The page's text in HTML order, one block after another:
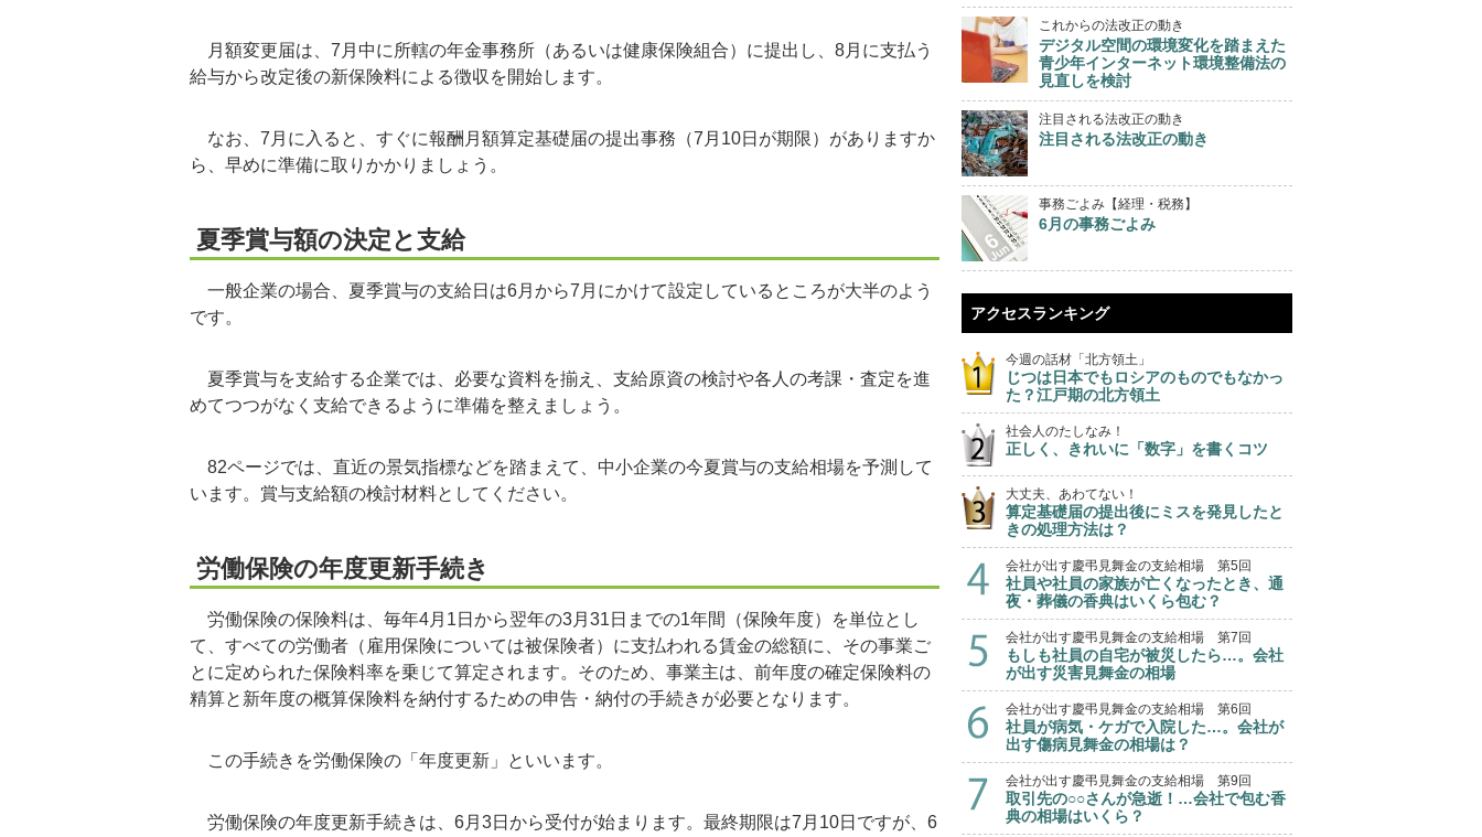
月額変更届は、7月中に所轄の年金事務所（あるいは健康保険組合）に提出し、8月に支払う
給与から改定後の新保険料による徴収を開始します。
なお、7月に入ると、すぐに報酬月額算定基礎届の提出事務（7月10日が期限）がありますか
ら、早めに準備に取りかかりましょう。
夏季賞与額の決定と支給
一般企業の場合、夏季賞与の支給日は6月から7月にかけて設定しているところが大半のよう
です。
夏季賞与を支給する企業では、必要な資料を揃え、支給原資の検討や各人の考課・査定を進
めてつつがなく支給できるように準備を整えましょう。
82ページでは、直近の景気指標などを踏まえて、中小企業の今夏賞与の支給相場を予測して
います。賞与支給額の検討材料としてください。
労働保険の年度更新手続き
労働保険の保険料は、毎年4月1日から翌年の3月31日までの1年間（保険年度）を単位とし
て、すべての労働者（雇用保険については被保険者）に支払われる賃金の総額に、その事業ご
とに定められた保険料率を乗じて算定されます。そのため、事業主は、前年度の確定保険料の
精算と新年度の概算保険料を納付するための申告・納付の手続きが必要となります。
この手続きを労働保険の「年度更新」といいます。
労働保険の年度更新手続きは、6月3日から受付が始まります。最終期限は7月10日ですが、6
これからの法改正の動き
デジタル空間の環境変化を踏まえた
青少年インターネット環境整備法の
見直しを検討
注目される法改正の動き
注目される法改正の動き
事務ごよみ【経理・税務】
6月の事務ごよみ
アクセスランキング
今週の話材「北方領土」
じつは日本でもロシアのものでもなかっ
た？江戸期の北方領土
社会人のたしなみ！
正しく、きれいに「数字」を書くコツ
大丈夫、あわてない！
算定基礎届の提出後にミスを発見したと
きの処理方法は？
会社が出す慶弔見舞金の支給相場 第5回
社員や社員の家族が亡くなったとき、通
夜・葬儀の香典はいくら包む？
会社が出す慶弔見舞金の支給相場 第7回
もしも社員の自宅が被災したら…。会社
が出す災害見舞金の相場
会社が出す慶弔見舞金の支給相場 第6回
社員が病気・ケガで入院した…。会社が
出す傷病見舞金の相場は？
会社が出す慶弔見舞金の支給相場 第9回
取引先の○○さんが急逝！…会社で包む香
典の相場はいくら？